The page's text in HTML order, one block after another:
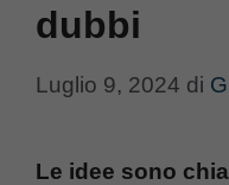
dubbi
Luglio 9, 2024 di
Le idee sono